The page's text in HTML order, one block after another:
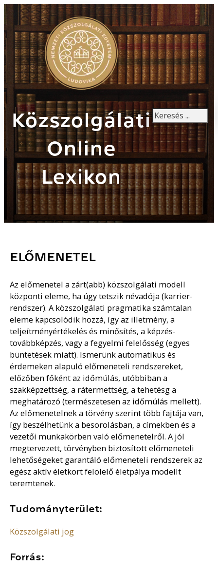
Közszolgálati
Online
Lexikon
Keresés
ELŐMENETEL
Az előmenetel a zárt(abb) közszolgálati modell
központi eleme, ha úgy tetszik névadója (karrier-
rendszer). A közszolgálati pragmatika számtalan
eleme kapcsolódik hozzá, így az illetmény, a
teljeítményértékelés és minősítés, a képzés-
továbbképzés, vagy a fegyelmi felelősség (egyes
büntetések miatt). Ismerünk automatikus és
érdemeken alapuló előmeneteli rendszereket,
előzőben főként az időmúlás, utóbbiban a
szakképzettség, a rátermettség, a tehetésg a
meghatározó (természetesen az időmúlás mellett).
Az előmenetelnek a törvény szerint több fajtája van,
így beszélhetünk a besorolásban, a címekben és a
vezetői munkakörben való előmenetelről. A jól
megtervezett, törvényben biztosított előmeneteli
lehetőségeket garantáló előmeneteli rendszerek az
egész aktív életkort felölelő életpálya modellt
teremtenek.
Tudományterület:
Közszolgálati jog
Forrás: